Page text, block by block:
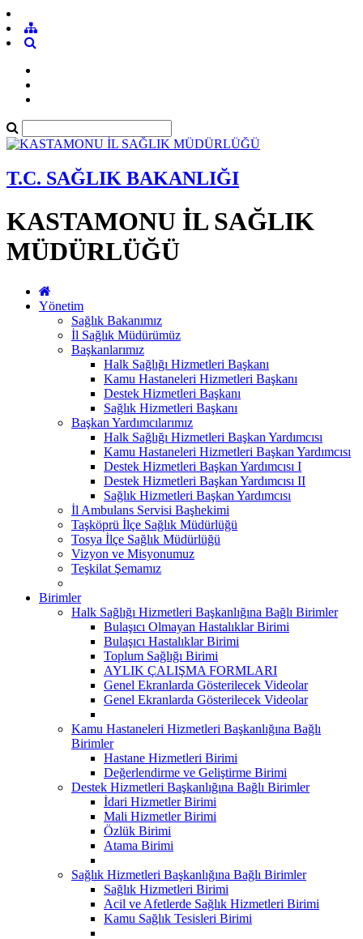
T.C. SAĞLIK BAKANLIĞI
KASTAMONU İL SAĞLIK
MÜDÜRLÜĞÜ
Yönetim
Sağlık Bakanımız
İl Sağlık Müdürümüz
Başkanlarımız
Halk Sağlığı Hizmetleri Başkanı
Kamu Hastaneleri Hizmetleri Başkanı
Destek Hizmetleri Başkanı
Sağlık Hizmetleri Başkanı
Başkan Yardımcılarımız
Halk Sağlığı Hizmetleri Başkan Yardımcısı
Kamu Hastaneleri Hizmetleri Başkan Yardımcısı
Destek Hizmetleri Başkan Yardımcısı I
Destek Hizmetleri Başkan Yardımcısı II
Sağlık Hizmetleri Başkan Yardımcısı
İl Ambulans Servisi Başhekimi
Taşköprü İlçe Sağlık Müdürlüğü
Tosya İlçe Sağlık Müdürlüğü
Vizyon ve Misyonumuz
Teşkilat Şemamız
Birimler
Halk Sağlığı Hizmetleri Başkanlığına Bağlı Birimler
Bulaşıcı Olmayan Hastalıklar Birimi
Bulaşıcı Hastalıklar Birimi
Toplum Sağlığı Birimi
AYLIK ÇALIŞMA FORMLARI
Genel Ekranlarda Gösterilecek Videolar
Genel Ekranlarda Gösterilecek Videolar
Kamu Hastaneleri Hizmetleri Başkanlığına Bağlı
Birimler
Hastane Hizmetleri Birimi
Değerlendirme ve Geliştirme Birimi
Destek Hizmetleri Başkanlığına Bağlı Birimler
İdari Hizmetler Birimi
Mali Hizmetler Birimi
Özlük Birimi
Atama Birimi
Sağlık Hizmetleri Başkanlığına Bağlı Birimler
Sağlık Hizmetleri Birimi
Acil ve Afetlerde Sağlık Hizmetleri Birimi
Kamu Sağlık Tesisleri Birimi